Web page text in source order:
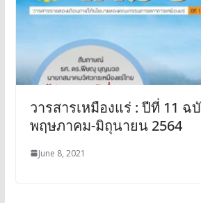
วารสารเหมืองแร่ : ปีที่ 11 ฉ
พฤษภาคม-มิถุนายน 2564
June 8, 2021